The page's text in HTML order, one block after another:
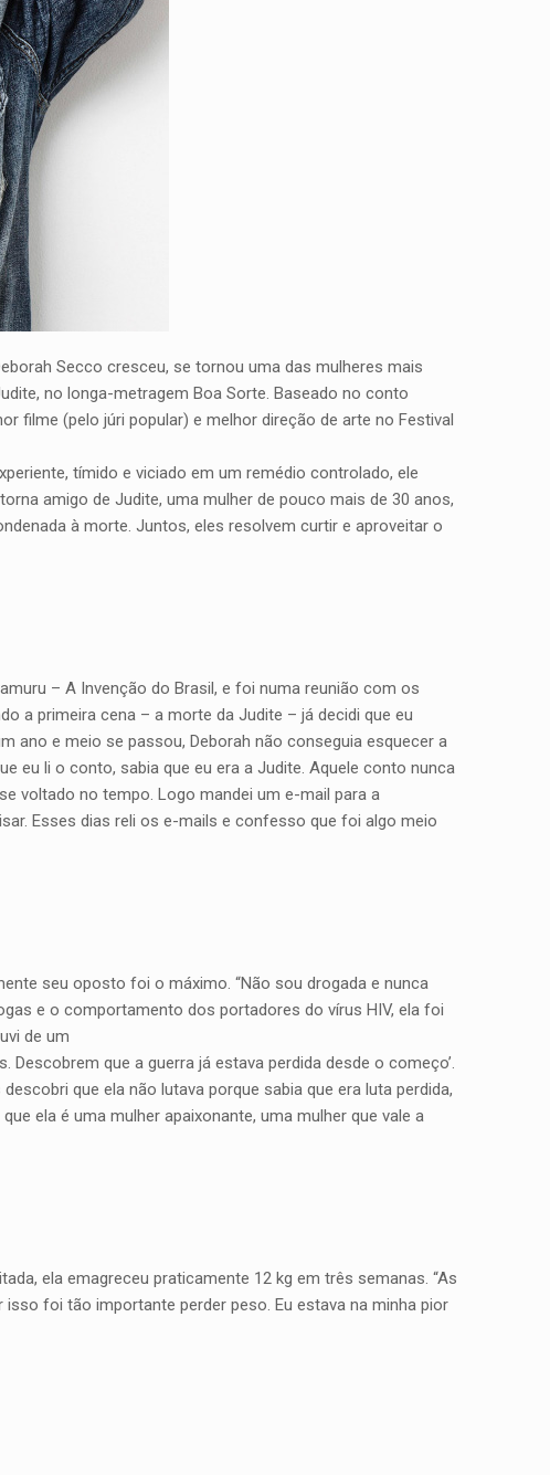
Secco cresceu, se tornou uma das mulheres mais
no longa-metragem Boa Sorte. Baseado no conto
filme (pelo júri popular) e melhor direção de arte no Festival
tímido e viciado em um remédio controlado, ele
amigo de Judite, uma mulher de pouco mais de 30 anos,
à morte. Juntos, eles resolvem curtir e aproveitar o
– A Invenção do Brasil, e foi numa reunião com os
a primeira cena – a morte da Judite – já decidi que eu
ano e meio se passou, Deborah não conseguia esquecer a
eu li o conto, sabia que eu era a Judite. Aquele conto nunca
voltado no tempo. Logo mandei um e-mail para a
Esses dias reli os e-mails e confesso que foi algo meio
seu oposto foi o máximo. “Não sou drogada e nunca
e o comportamento dos portadores do vírus HIV, ela foi
de um
que a guerra já estava perdida desde o começo’.
que ela não lutava porque sabia que era luta perdida,
ela é uma mulher apaixonante, uma mulher que vale a
ela emagreceu praticamente 12 kg em três semanas. “As
foi tão importante perder peso. Eu estava na minha pior